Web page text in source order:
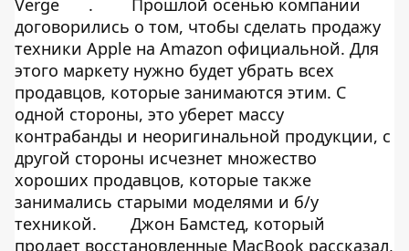
Verge
.
Прошлой осенью компании
договорились о том, чтобы сделать продажу
техники Apple на Amazon официальной. Для
этого маркету нужно будет убрать всех
продавцов, которые занимаются этим. С
одной стороны, это уберет массу
контрабанды и неоригинальной продукции, с
другой стороны исчезнет множество
хороших продавцов, которые также
занимались старыми моделями и б/у
техникой.
Джон Бамстед, который
продает восстановленные MacBook рассказал,